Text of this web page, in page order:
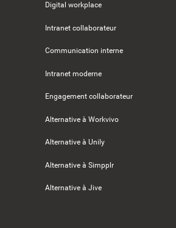
Digital workplace
Intranet collaborateur
Communication interne
Intranet moderne
Engagement collaborateur
Alternative à Workvivo
Alternative à Unily
Alternative à Simpplr
Alternative à Jive